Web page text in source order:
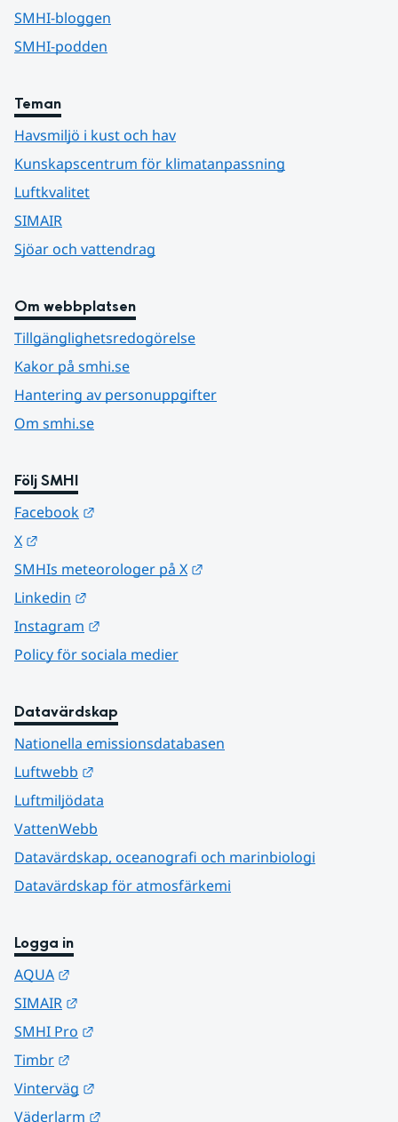
SMHI-bloggen
SMHI-podden
Teman
Havsmiljö i kust och hav
Kunskapscentrum för klimatanpassning
Luftkvalitet
SIMAIR
Sjöar och vattendrag
Om webbplatsen
Tillgänglighetsredogörelse
Kakor på smhi.se
Hantering av personuppgifter
Om smhi.se
Följ SMHI
Facebook
X
SMHIs meteorologer på X
Linkedin
Instagram
Policy för sociala medier
Datavärdskap
Nationella emissionsdatabasen
Luftwebb
Luftmiljödata
VattenWebb
Datavärdskap, oceanografi och marinbiologi
Datavärdskap för atmosfärkemi
Logga in
AQUA
SIMAIR
SMHI Pro
Timbr
Vinterväg
Väderlarm